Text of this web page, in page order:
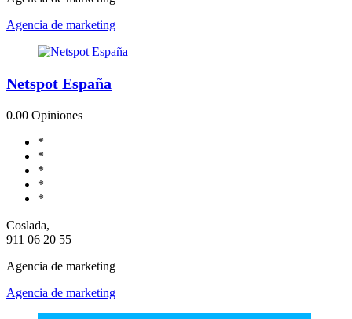
Agencia de marketing
Netspot España
0.00 Opiniones
*
*
*
*
*
Coslada,
911 06 20 55
Agencia de marketing
Agencia de marketing